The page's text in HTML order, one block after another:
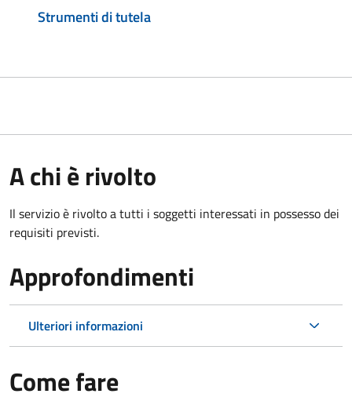
Strumenti di tutela
A chi è rivolto
Il servizio è rivolto a tutti i soggetti interessati in possesso dei
requisiti previsti.
Approfondimenti
Ulteriori informazioni
Come fare